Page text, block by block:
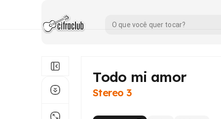
Todo mi amor
Stereo 3